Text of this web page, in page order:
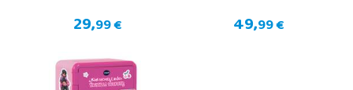
29,99 € 49,99 €